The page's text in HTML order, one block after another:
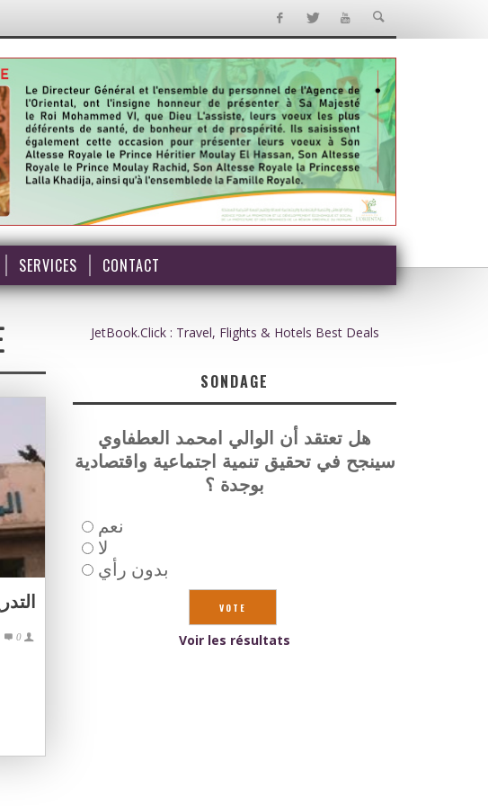
SERVICES CONTACT
0
JetBook.Click : Travel, Flights & Hotels Best Deals
SONDAGE
هل تعتقد أن الوالي امحمد العطفاوي
سينجح في تحقيق تنمية اجتماعية واقتصادية
بوجدة ؟
نعم
لا
بدون رأي
Voir les résultats